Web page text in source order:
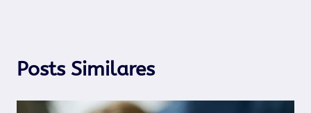
Posts Similares